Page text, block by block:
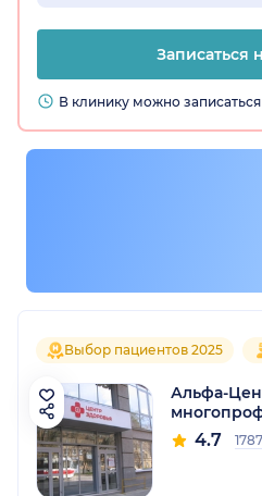
Записаться
В клинику можно
Выбор пациентов 2025
Альфа-
4.7